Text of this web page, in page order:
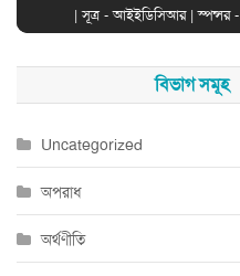
| সূত্র -আইইডিসিআর| স্পন্সর -
বিভাগ সমূহ
Uncategorized
অপরাধ
অর্থণীতি